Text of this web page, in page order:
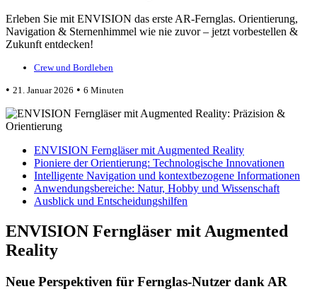
Erleben Sie mit ENVISION das erste AR-Fernglas. Orientierung,
Navigation & Sternenhimmel wie nie zuvor – jetzt vorbestellen &
Zukunft entdecken!
Crew und Bordleben
• 21. Januar 2026 • 6 Minuten
ENVISION Ferngläser mit Augmented Reality
Pioniere der Orientierung: Technologische Innovationen
Intelligente Navigation und kontextbezogene Informationen
Anwendungsbereiche: Natur, Hobby und Wissenschaft
Ausblick und Entscheidungshilfen
ENVISION Ferngläser mit Augmented
Reality
Neue Perspektiven für Fernglas-Nutzer dank AR